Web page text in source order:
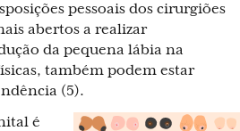
pessoais dos cirurgiões
abertos a realizar
da pequena lábia na
também podem estar
(5).
é